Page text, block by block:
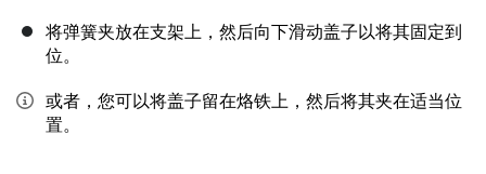
将弹簧夹放在支架上，然后向下滑动盖子以将其固定到
位。
或者，您可以将盖子留在烙铁上，然后将其夹在适当位
置。